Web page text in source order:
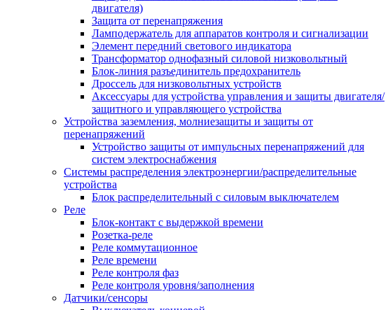
двигателя)
Защита от перенапряжения
Ламподержатель для аппаратов контроля и сигнализации
Элемент передний светового индикатора
Трансформатор однофазный силовой низковольтный
Блок-линия разъединитель предохранитель
Дроссель для низковольтных устройств
Аксессуары для устройства управления и защиты двигателя/
защитного и управляющего устройства
Устройства заземления, молниезащиты и защиты от
перенапряжений
Устройство защиты от импульсных перенапряжений для
систем электроснабжения
Системы распределения электроэнергии/распределительные
устройства
Блок распределительный с силовым выключателем
Реле
Блок-контакт с выдержкой времени
Розетка-реле
Реле коммутационное
Реле времени
Реле контроля фаз
Реле контроля уровня/заполнения
Датчики/сенсоры